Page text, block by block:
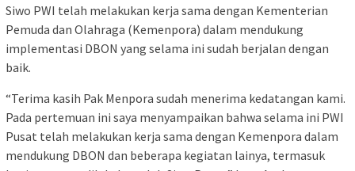
Siwo PWI telah melakukan kerja sama dengan Kementerian
Pemuda dan Olahraga (Kemenpora) dalam mendukung
implementasi DBON yang selama ini sudah berjalan dengan
baik.
“Terima kasih Pak Menpora sudah menerima kedatangan kami.
Pada pertemuan ini saya menyampaikan bahwa selama ini PWI
Pusat telah melakukan kerja sama dengan Kemenpora dalam
mendukung DBON dan beberapa kegiatan lainya, termasuk